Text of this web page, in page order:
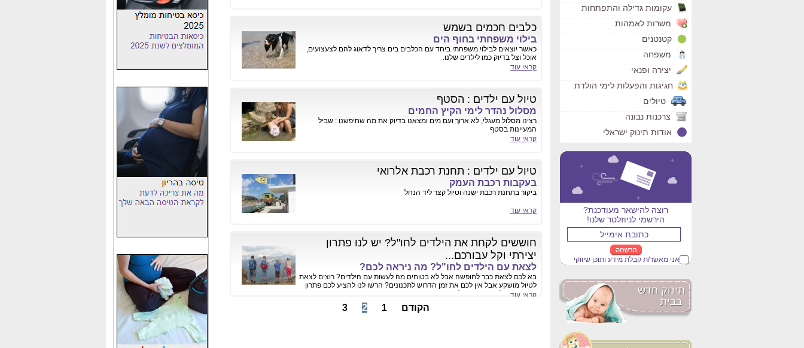
עקומות גדילה והתפתחות
משרות לאמהות
קטנטנים
משפחה
יצירה ופנאי
חגיגות והפעלות לימי הולדת
טיולים
צרכנות נבונה
אודות תינוק ישראלי
רוצה להישאר מעודכנת?
הירשמי לניוזלטר שלנו!
אני מאשר/ת קבלת מידע ותוכן שיווקי
כלבים חכמים בשמש
בילוי משפחתי בחוף הים
כאשר יוצאים לבילוי משפחתי ביחד עם הכלבים בים צריך לדאוג להם לצעצועים,
אוכל וצל בדיוק כמו לילדים שלנו.
קראי עוד
טיול עם ילדים : הסטף
מסלול נהדר לימי הקיץ החמים
רצינו מסלול מעגלי, לא ארוך ועם מים ומצאנו בדיוק את מה שחיפשנו : שביל
המעיינות בסטף
קראי עוד
טיול עם ילדים : תחנת רכבת אלרואי
בעקבות רכבת העמק
ביקור בתחנת רכבת ישנה וטיול קצר ליד הנחל
קראי עוד
חוששים לקחת את הילדים לחו"ל? יש לנו פתרון
יצירתי וקל עבורכם...
לצאת עם הילדים לחו"ל? מה ניראה לכם?
בא לכם לצאת כבר לחופשה אבל לא בטוחים מה לעשות עם הילדים? רוצים לצאת
לטיול מושקע אבל אין לכם את זמן הדרוש לתכנונים? הרשו לנו להציע לכם פתרון
ידוע, אך יעיל במיוחד עם ילדים.
קראי עוד
הקודם 1
2
3